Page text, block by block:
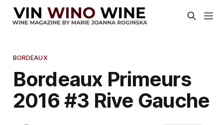
BORDEAUX
Bordeaux Primeurs
2016 #3 Rive Gauche